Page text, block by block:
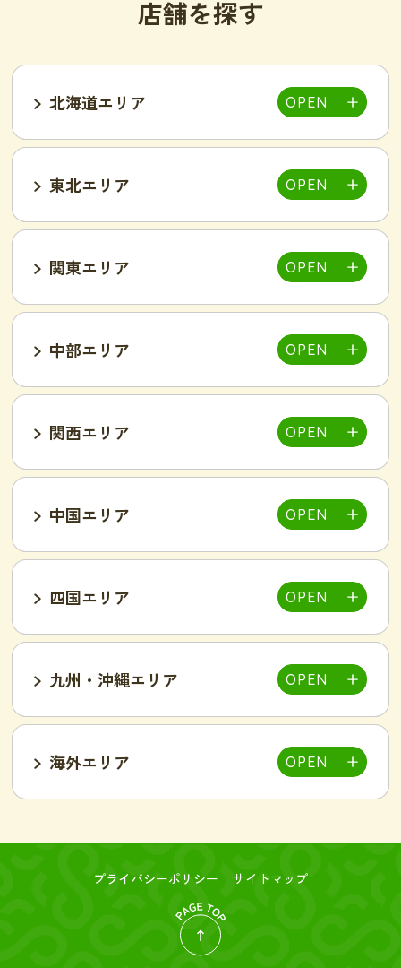
店舗を探す
北海道エリア
東北エリア
仙台泉店
関東エリア
大宮店 新所沢西口店
池袋西口店
吉祥寺駅前店
小岩駅前店 渋谷店 新橋店
小山店
湘南藤沢店 新横浜菊名店
つくば店 水戸店
中部エリア
富山インター店
甲府中央店
岐阜可児店
一宮店 岡崎駅前店
豊田南店
名古屋駅前店
名古屋金山駅前店
新潟燕三条店
関西エリア
明石駅前店
豊岡店
東加古川店
姫路店
和歌山店
旭・千林店 梅田北新地店
新大阪店
高槻駅前店
寝屋川枚方店
中国エリア
岡山駅前店 岡山東店
東広島西条店 広島福山店
四国エリア
高知西店
九州・沖縄エリア
海外エリア
プライバシーポリシー
サイトマップ